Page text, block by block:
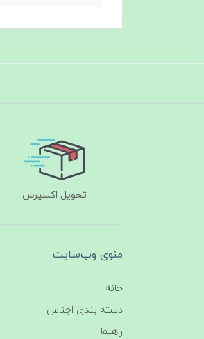
تحویل اکسپرس
منوی وب‌سایت
خانه
دسته بندی اجناس
راهنما